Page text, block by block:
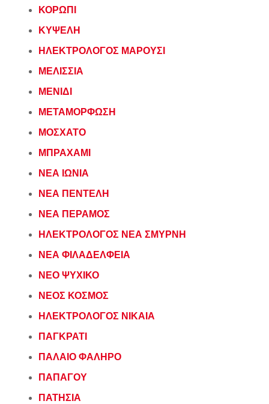
ΚΟΡΩΠΙ
ΚΥΨΕΛΗ
ΗΛΕΚΤΡΟΛΟΓΟΣ ΜΑΡΟΥΣΙ
ΜΕΛΙΣΣΙΑ
ΜΕΝΙΔΙ
ΜΕΤΑΜΟΡΦΩΣΗ
ΜΟΣΧΑΤΟ
ΜΠΡΑΧΑΜΙ
ΝΕΑ ΙΩΝΙΑ
ΝΕΑ ΠΕΝΤΕΛΗ
ΝΕΑ ΠΕΡΑΜΟΣ
ΗΛΕΚΤΡΟΛΟΓΟΣ ΝΕΑ ΣΜΥΡΝΗ
ΝΕΑ ΦΙΛΑΔΕΛΦΕΙΑ
ΝΕΟ ΨΥΧΙΚΟ
ΝΕΟΣ ΚΟΣΜΟΣ
ΗΛΕΚΤΡΟΛΟΓΟΣ ΝΙΚΑΙΑ
ΠΑΓΚΡΑΤΙ
ΠΑΛΑΙΟ ΦΑΛΗΡΟ
ΠΑΠΑΓΟΥ
ΠΑΤΗΣΙΑ